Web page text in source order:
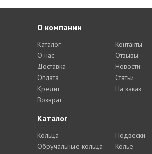
Каталог
Кольца
Обручальные кольца
Подвески
Колье
О компании
Каталог
О нас
Доставка
Оплата
Кредит
Возврат
Контакты
Отзывы
Новости
Статьи
На заказ